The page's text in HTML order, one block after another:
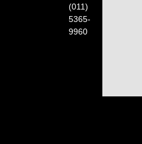
(011)
5365-
9960